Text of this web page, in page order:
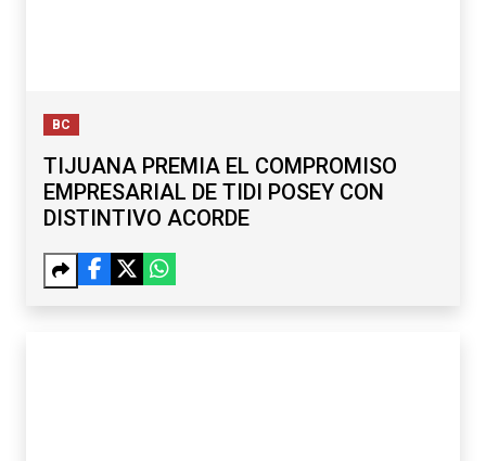
BC
TIJUANA PREMIA EL COMPROMISO
EMPRESARIAL DE TIDI POSEY CON
DISTINTIVO ACORDE